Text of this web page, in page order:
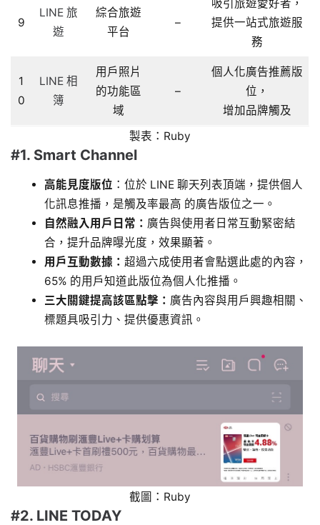
9
LINE 旅
遊
綜合旅遊
平台
–
吸引旅遊愛好者，
提供一站式旅遊服
務
1
0
LINE 相
簿
用戶照片
的功能區
域
–
個人化廣告推薦版
位，
增加品牌觸及
製表：Ruby
#1. Smart Channel
高能見度版位 ：位於 LINE 聊天列表頂端，提供個人
化訊息推播，是觸及率最高 的廣告版位之一。
自然融入用戶日常： 廣告與使用者日常互動緊密結
合，提升品牌曝光度，效果顯著。
用戶互動數據： 超過六成使用者會點選此處的內容，
65% 的用戶知道此版位為個人化推播。
三大關鍵提高該區點擊： 廣告內容與用戶興趣相關、
標題具吸引力、提供優惠資訊。
截圖：Ruby
#2. LINE TODAY